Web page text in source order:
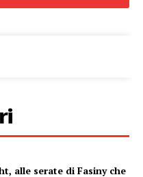
alle serate di Fasiny che